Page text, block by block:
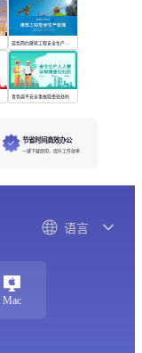
青色扁平安全事故隐患处处防
节省时间高效办公
一键下载即用，提升工作效率
语言
Mac